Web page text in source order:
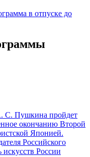
в отпуске до
С. Пушкина пройдет
окончанию Второй
Японией.
Российского
искусств России